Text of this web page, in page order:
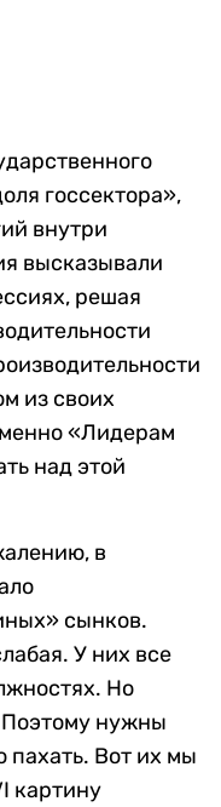
госсектора»,
внутри
высказывали
решая
из своих
«Лидерам
над этой
в
сынков.
У них все
Но
Поэтому нужны
пахать. Вот их мы
картину